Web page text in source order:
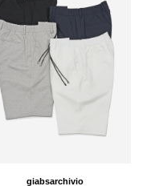
giabsarchivio